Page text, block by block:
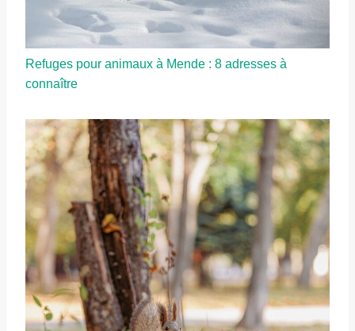
Refuges pour animaux à Mende : 8 adresses à
connaître